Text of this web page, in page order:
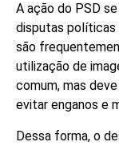
A ação do PSD
disputas políticas
são
utilização de
comum, mas
evitar enganos e
Dessa forma, o